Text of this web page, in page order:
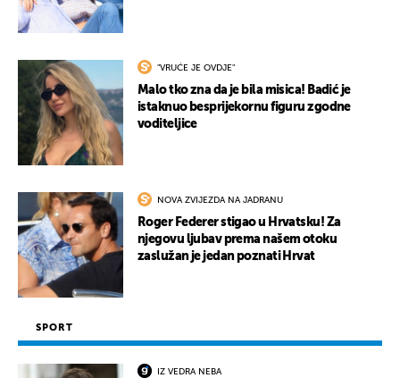
"VRUĆE JE OVDJE"
Malo tko zna da je bila misica! Badić je
istaknuo besprijekornu figuru zgodne
voditeljice
NOVA ZVIJEZDA NA JADRANU
Roger Federer stigao u Hrvatsku! Za
njegovu ljubav prema našem otoku
zaslužan je jedan poznati Hrvat
SPORT
IZ VEDRA NEBA